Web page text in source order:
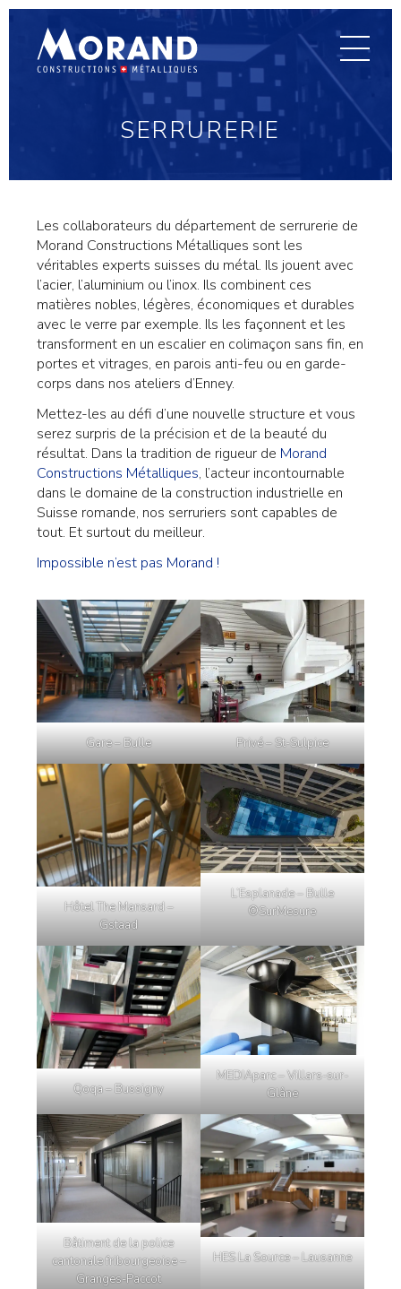
contenu
Morand
–
Constructions
métalliques,
primary
menu
SERRURERIE
Les collaborateurs du département de serrurerie de
Morand Constructions Métalliques sont les
véritables experts suisses du métal. Ils jouent avec
l’acier, l’aluminium ou l’inox. Ils combinent ces
matières nobles, légères, économiques et durables
avec le verre par exemple. Ils les façonnent et les
transforment en un escalier en colimaçon sans fin, en
portes et vitrages, en parois anti-feu ou en garde-
corps dans nos ateliers d’Enney.
Mettez-les au défi d’une nouvelle structure et vous
serez surpris de la précision et de la beauté du
résultat. Dans la tradition de rigueur de Morand
Constructions Métalliques, l’acteur incontournable
dans le domaine de la construction industrielle en
Suisse romande, nos serruriers sont capables de
tout. Et surtout du meilleur.
Impossible n’est pas Morand !
Gare – Bulle Privé – St-Sulpice
Hôtel The Mansard –
Gstaad
L’Esplanade – Bulle
©SurMesure
Qoqa – Bussigny
MEDIAparc – Villars-sur-
Glâne
Bâtiment de la police
cantonale fribourgeoise –
Granges-Paccot
HES La Source – Lausanne